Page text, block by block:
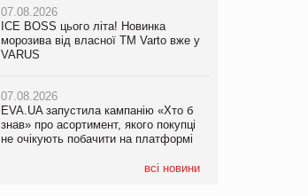
07.08.2026
ICE BOSS цього літа! Новинка
морозива від власної ТМ Varto вже у
VARUS
07.08.2026
EVA.UA запустила кампанію «Хто б
знав» про асортимент, якого покупці
не очікують побачити на платформі
всі новини
07.08.2026
ICE BOSS цього літа! Новинка
морозива від власної ТМ Varto вже у
VARUS
07.08.2026
EVA.UA запустила кампанію «Хто б
знав» про асортимент, якого покупці
не очікують побачити на платформі
07.08.2026
Франція заборонила рекламні дзвінки